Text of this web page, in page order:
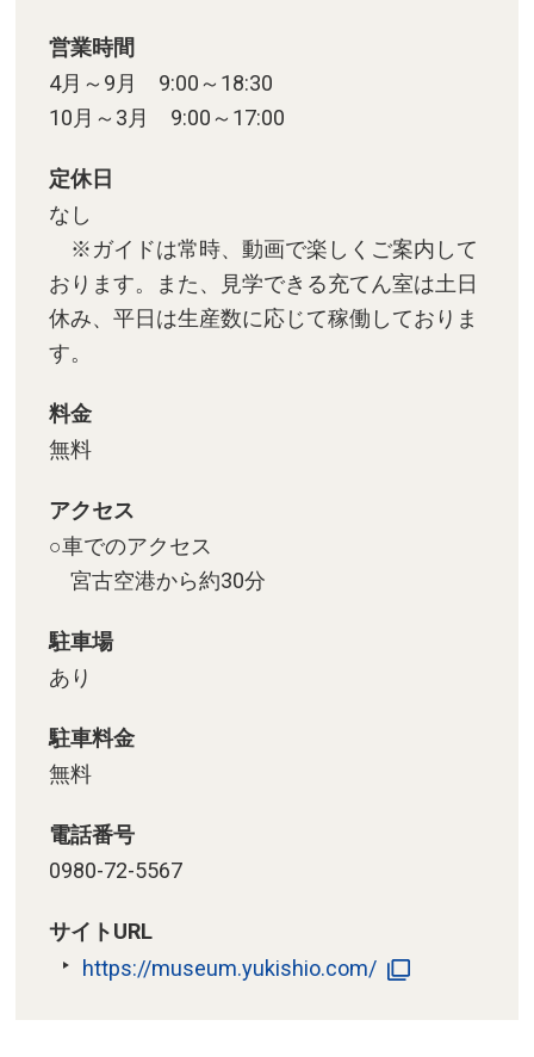
営業時間
4月～9月 9:00～18:30
10月～3月 9:00～17:00
定休日
なし
※ガイドは常時、動画で楽しくご案内して
おります。また、見学できる充てん室は土日
休み、平日は生産数に応じて稼働しておりま
す。
料金
無料
アクセス
○車でのアクセス
宮古空港から約30分
駐車場
あり
駐車料金
無料
電話番号
0980-72-5567
サイトURL
https://museum.yukishio.com/